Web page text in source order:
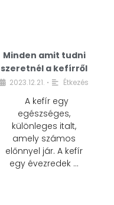
Minden amit tudni
szeretnél a kefírről
2023.12.21. • Étkezés
A kefír egy
egészséges,
különleges italt,
amely számos
előnnyel jár. A kefír
egy évezredek …